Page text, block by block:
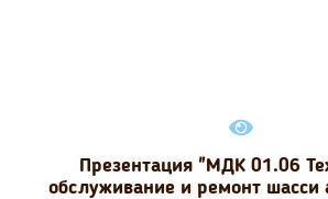
Презентация "МДК 01.06
обслуживание и ремонт шасси